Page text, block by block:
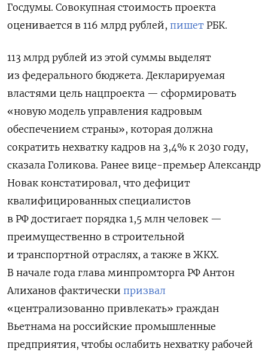
Госдумы. Совокупная стоимость проекта
оценивается в 116 млрд рублей, пишет РБК.
113 млрд рублей из этой суммы выделят
из федерального бюджета. Декларируемая
властями цель нацпроекта — сформировать
«новую модель управления кадровым
обеспечением страны», которая должна
сократить нехватку кадров на 3,4% к 2030 году,
сказала Голикова. Ранее вице-премьер Александр
Новак констатировал, что дефицит
квалифицированных специалистов
в РФ достигает порядка 1,5 млн человек —
преимущественно в строительной
и транспортной отраслях, а также в ЖКХ.
В начале года глава минпромторга РФ Антон
Алиханов фактически призвал
«централизованно привлекать» граждан
Вьетнама на российские промышленные
предприятия, чтобы ослабить нехватку рабочей